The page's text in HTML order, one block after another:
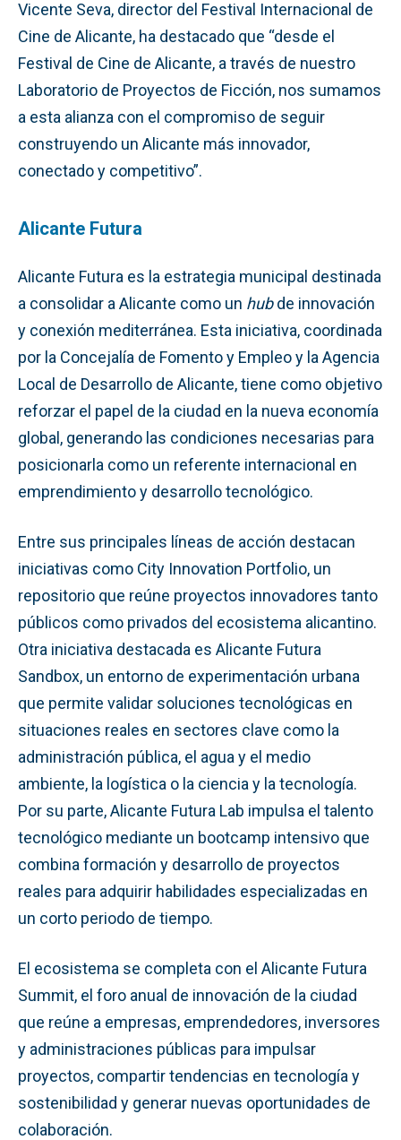
Vicente Seva, director del Festival Internacional de
Cine de Alicante, ha destacado que “desde el
Festival de Cine de Alicante, a través de nuestro
Laboratorio de Proyectos de Ficción, nos sumamos
a esta alianza con el compromiso de seguir
construyendo un Alicante más innovador,
conectado y competitivo”.
Alicante Futura
Alicante Futura es la estrategia municipal destinada
a consolidar a Alicante como un hubde innovación
y conexión mediterránea. Esta iniciativa, coordinada
por la Concejalía de Fomento y Empleo y la Agencia
Local de Desarrollo de Alicante, tiene como objetivo
reforzar el papel de la ciudad en la nueva economía
global, generando las condiciones necesarias para
posicionarla como un referente internacional en
emprendimiento y desarrollo tecnológico.
Entre sus principales líneas de acción destacan
iniciativas como City Innovation Portfolio, un
repositorio que reúne proyectos innovadores tanto
públicos como privados del ecosistema alicantino.
Otra iniciativa destacada es Alicante Futura
Sandbox, un entorno de experimentación urbana
que permite validar soluciones tecnológicas en
situaciones reales en sectores clave como la
administración pública, el agua y el medio
ambiente, la logística o la ciencia y la tecnología.
Por su parte, Alicante Futura Lab impulsa el talento
tecnológico mediante un bootcamp intensivo que
combina formación y desarrollo de proyectos
reales para adquirir habilidades especializadas en
un corto periodo de tiempo.
El ecosistema se completa con el Alicante Futura
Summit, el foro anual de innovación de la ciudad
que reúne a empresas, emprendedores, inversores
y administraciones públicas para impulsar
proyectos, compartir tendencias en tecnología y
sostenibilidad y generar nuevas oportunidades de
colaboración.